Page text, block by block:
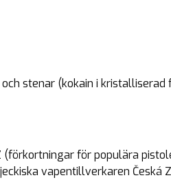
stenar (kokain i
(förkortningar för populära
vapentillverkaren Česká